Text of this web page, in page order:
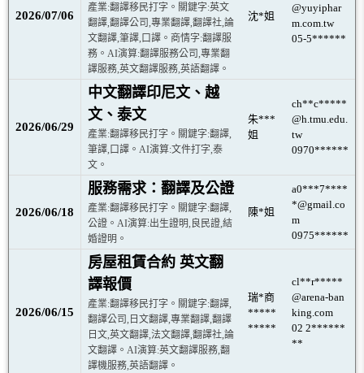
2026/07/06
產業:翻譯移民打字。關鍵字:英文
翻譯,翻譯公司,專業翻譯,翻譯社,論
文翻譯,筆譯,口譯。商情字:翻譯服
務。AI演算:翻譯服務公司,專業翻
譯服務,英文翻譯服務,英語翻譯。
沈*姐
@yuyiphar
m.com.tw
05-5******
2026/06/29
中文翻譯印尼文、越
文、泰文
產業:翻譯移民打字。關鍵字:翻譯,
筆譯,口譯。AI演算:文件打字,泰
文。
朱***
姐
ch**c*****
@h.tmu.edu.
tw
0970******
2026/06/18
服務需求：翻譯及公證
產業:翻譯移民打字。關鍵字:翻譯,
公證。AI演算:出生證明,良民證,結
婚證明。
陳*姐
a0***7****
*@gmail.co
m
0975******
2026/06/15
房屋租賃合約 英文翻
譯報價
產業:翻譯移民打字。關鍵字:翻譯,
翻譯公司,日文翻譯,專業翻譯,翻譯
日文,英文翻譯,法文翻譯,翻譯社,論
文翻譯。AI演算:英文翻譯服務,翻
譯機服務,英語翻譯。
瑞*商
*****
*****
cl**r*****
@arena-ban
king.com
02 2******
**